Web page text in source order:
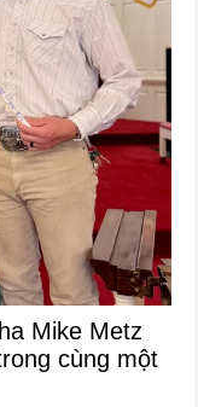
Mike Metz
cùng một